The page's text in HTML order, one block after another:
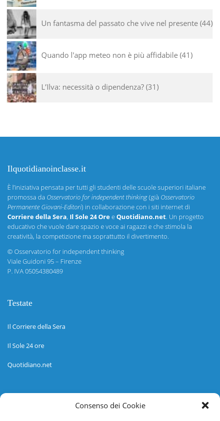
Consenso dei Cookie
Un fantasma del passato che vive nel presente 44
Quando l'app meteo non è più affidabile 41
L’Ilva: necessità o dipendenza? 31
Ilquotidianoinclasse.it
È l’iniziativa pensata per tutti gli studenti delle scuole superiori italiane
promossa da Osservatorio for independent thinking(già Osservatorio
Permanente Giovani-Editori) in collaborazione con i siti internet di
Corriere della Sera, Il Sole 24 OreeQuotidiano.net. Un progetto
educativo che vuole dare spazio e voce ai ragazzi e che stimola la
creatività, la competizione ma soprattutto il divertimento.
©Osservatorio for independent thinking
Viale Guidoni 95 – Firenze
P. IVA 05054380489
Testate
Il Corriere della Sera
Il Sole 24 ore
Quotidiano.net
Informazioni